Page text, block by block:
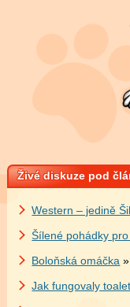
Živé diskuze pod
Western – jedině
Šílené pohádky
Boloňská omáčka
Jak fungovaly